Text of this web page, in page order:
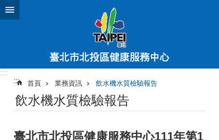
跳到主要內容區塊
:::
:::
首頁 業務資訊 飲水機水質檢驗報告
飲水機水質檢驗報告
臺北市北投區健康服務中心111年第1